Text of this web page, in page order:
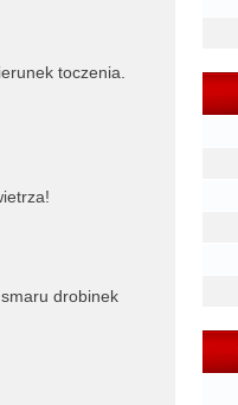
toczenia.
drobinek